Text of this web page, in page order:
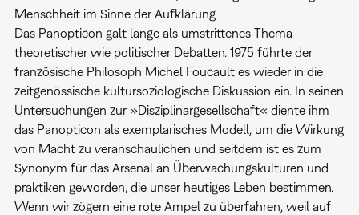
Menschheit im Sinne der Aufklärung.
Das Panopticon galt lange als umstrittenes Thema
theoretischer wie politischer Debatten. 1975 führte der
französische Philosoph Michel Foucault es wieder in die
zeitgenössische kultursoziologische Diskussion ein. In seinen
Untersuchungen zur »Disziplinargesellschaft« diente ihm
das Panopticon als exemplarisches Modell, um die Wirkung
von Macht zu veranschaulichen und seitdem ist es zum
Synonym für das Arsenal an Überwachungskulturen und -
praktiken geworden, die unser heutiges Leben bestimmen.
Wenn wir zögern eine rote Ampel zu überfahren, weil auf